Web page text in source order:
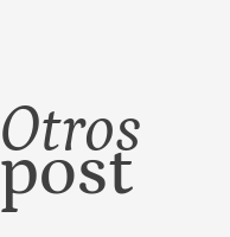
Otros
post